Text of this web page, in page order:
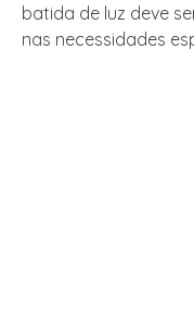
batida de luz deve
nas necessidades